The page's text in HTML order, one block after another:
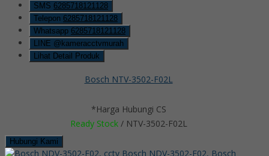
SMS 6285718121128
Telepon 6285718121128
Whatsapp 6285718121128
LINE @kameracctvmurah
Lihat Detail Produk
Bosch NTV-3502-F02L
*Harga Hubungi CS
Ready Stock/ NTV-3502-F02L
Hubungi Kami